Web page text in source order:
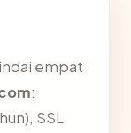
empat
:
SSL